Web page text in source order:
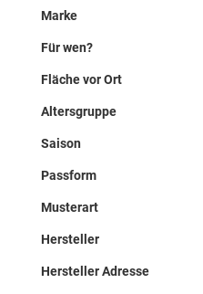
Marke
Für wen?
Fläche vor Ort
Altersgruppe
Saison
Passform
Musterart
Hersteller
Hersteller Adresse